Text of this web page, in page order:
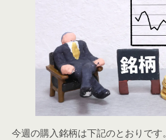
今週の購入銘柄は下記のとおりです。